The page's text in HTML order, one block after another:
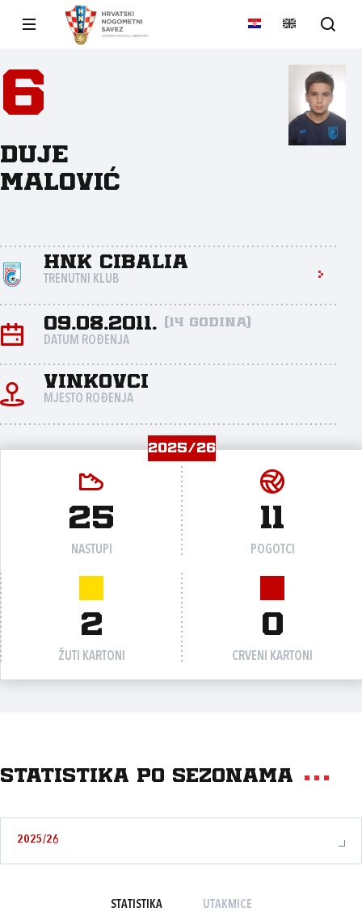
6
Duje
Malović
HNK Cibalia
TRENUTNI KLUB
09.08.2011. (14 godina)
DATUM ROĐENJA
Vinkovci
MJESTO ROĐENJA
2025/26
25
NASTUPI
11
POGOTCI
2
ŽUTI KARTONI
0
CRVENI KARTONI
Statistika po sezonama
2025/26
STATISTIKA UTAKMICE